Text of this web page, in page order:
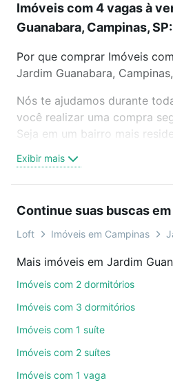
Imóveis com 4 vagas à
Guanabara, Campinas,
Por que comprar Imóveis
Jardim Guanabara,
Nós te ajudamos durante
você realizar uma compra
Seja em um bairro mais
oferta ideal de Imóveis com 4
Jardim Guanabara,
videochamada, é grátis, sem
ainda conta com mais de 46
de imóveis.
ruas, bairros e até
também pode usar os filtros
quartos, suítes, com ou sem
Exibir mais
Continue suas buscas em
Loft Imóveis em Campinas
Imóveis com 2 dormitórios
Imóveis com 3 dormitórios
Imóveis com 1 suíte
Imóveis com 2 suítes
Imóveis com 1 vaga